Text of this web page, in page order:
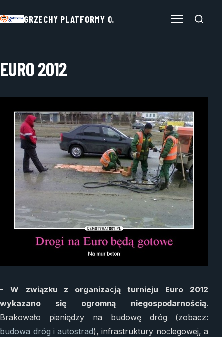
GRZECHY PLATFORMY O.
EURO 2012
-W związku z organizacją turnieju Euro 2012
wykazano się ogromną niegospodarnością.
Brakowało pieniędzy na budowę dróg (zobacz:
budowa dróg i autostrad), infrastruktury noclegowej, a